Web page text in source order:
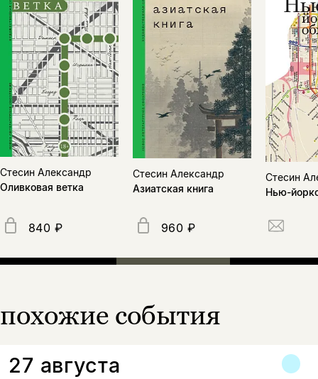
Стесин Александр
Оливковая ветка
840 ₽
Стесин Александр
Азиатская книга
960 ₽
Стесин
Нью-
похожие события
27 августа
Поделиться
Копировать
ссылку
ВконтактеТелеграм Дзен
нет, вернуться назад